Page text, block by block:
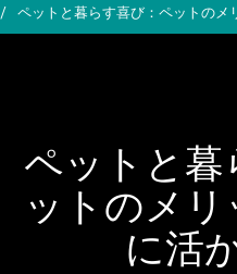
ッ
ペットと暮らす喜び：ペットのメ
ペットと
ットのメ
に活